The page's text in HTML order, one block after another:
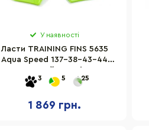
У наявності
Ласти TRAINING FINS 5635
Aqua Speed 137-38-43-44
3 5 25
1 869 грн.